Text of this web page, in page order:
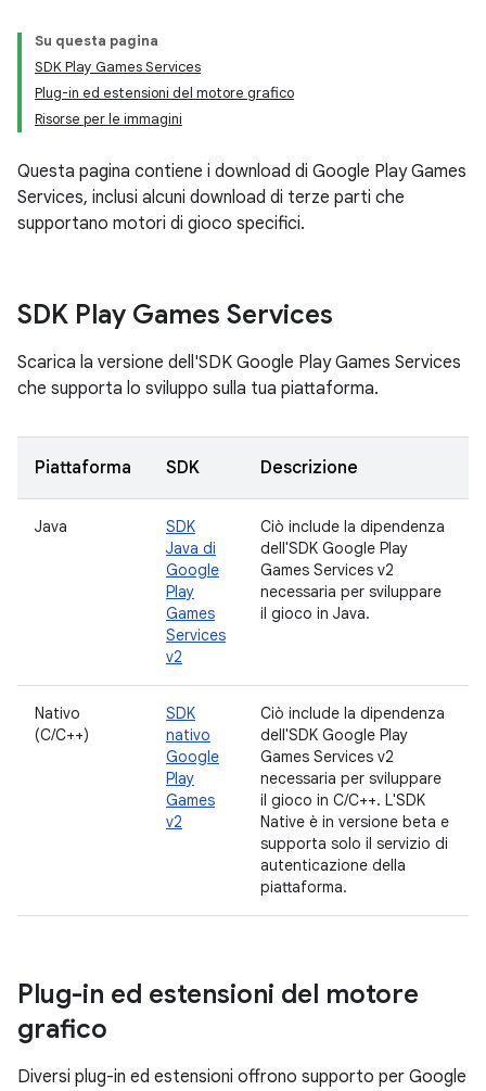
Su questa pagina
SDK Play Games Services
Plug-in ed estensioni del motore grafico
Risorse per le immagini
Questa pagina contiene i download di Google Play Games
Services, inclusi alcuni download di terze parti che
supportano motori di gioco specifici.
SDK Play Games Services
Scarica la versione dell'SDK Google Play Games Services
che supporta lo sviluppo sulla tua piattaforma.
Piattaforma SDK Descrizione
Java
SDK
Java di
Google
Play
Games
Services
v2
Ciò include la dipendenza
dell'SDK Google Play
Games Services v2
necessaria per sviluppare
il gioco in Java.
Nativo
(C/C++)
SDK
nativo
Google
Play
Games
v2
Ciò include la dipendenza
dell'SDK Google Play
Games Services v2
necessaria per sviluppare
il gioco in C/C++. L'SDK
Native è in versione beta e
supporta solo il servizio di
autenticazione della
piattaforma.
Plug-in ed estensioni del motore
grafico
Diversi plug-in ed estensioni offrono supporto per Google